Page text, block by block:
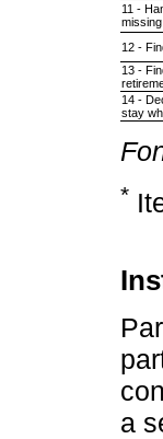
11 -
12 -
13 -
14 -
stay
*
a